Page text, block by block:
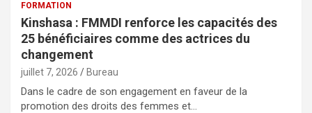
FORMATION
Kinshasa : FMMDI renforce les capacités des
25 bénéficiaires comme des actrices du
changement
juillet 7, 2026 Bureau
Dans le cadre de son engagement en faveur de la
promotion des droits des femmes et…